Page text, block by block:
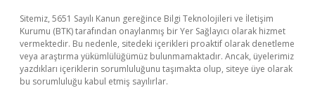
Sitemiz, 5651 Sayılı Kanun gereğince Bilgi Teknolojileri ve İletişim
Kurumu (BTK) tarafından onaylanmış bir Yer Sağlayıcı olarak hizmet
vermektedir. Bu nedenle, sitedeki içerikleri proaktif olarak denetleme
veya araştırma yükümlülüğümüz bulunmamaktadır. Ancak, üyelerimiz
yazdıkları içeriklerin sorumluluğunu taşımakta olup, siteye üye olarak
bu sorumluluğu kabul etmiş sayılırlar.